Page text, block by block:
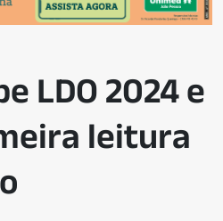
LDO 2024 e
leitura